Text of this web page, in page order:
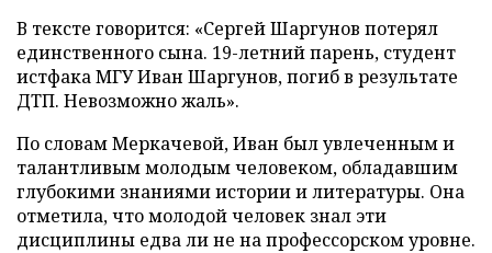
В тексте говорится: «Сергей Шаргунов потерял
единственного сына. 19-летний парень, студент
истфака МГУ Иван Шаргунов, погиб в результате
ДТП. Невозможно жаль».
По словам Меркачевой, Иван был увлеченным и
талантливым молодым человеком, обладавшим
глубокими знаниями истории и литературы. Она
отметила, что молодой человек знал эти
дисциплины едва ли не на профессорском уровне.